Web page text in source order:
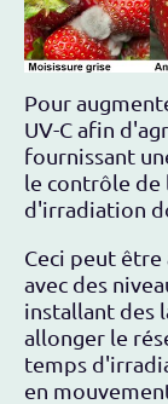
Pour
UV-C afin
fournissant
le contrôle de
d'irradiation
Ceci peut
avec des
installant des
allonger le
temps
en